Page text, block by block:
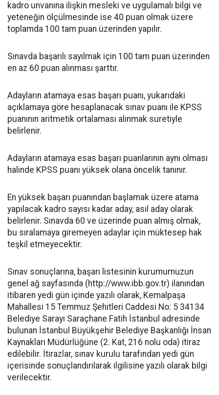
kadro unvanına ilişkin mesleki ve uygulamalı bilgi ve
yeteneğin ölçülmesinde ise 40 puan olmak üzere
toplamda 100 tam puan üzerinden yapılır.
Sınavda başarılı sayılmak için 100 tam puan üzerinden
en az 60 puan alınması şarttır.
Adayların atamaya esas başarı puanı, yukarıdaki
açıklamaya göre hesaplanacak sınav puanı ile KPSS
puanının aritmetik ortalaması alınmak suretiyle
belirlenir.
Adayların atamaya esas başarı puanlarının aynı olması
halinde KPSS puanı yüksek olana öncelik tanınır.
En yüksek başarı puanından başlamak üzere atama
yapılacak kadro sayısı kadar aday, asıl aday olarak
belirlenir. Sınavda 60 ve üzerinde puan almış olmak,
bu sıralamaya giremeyen adaylar için müktesep hak
teşkil etmeyecektir.
Sınav sonuçlarına, başarı listesinin kurumumuzun
genel ağ sayfasında (http://www.ibb.gov.tr) ilanından
itibaren yedi gün içinde yazılı olarak, Kemalpaşa
Mahallesi 15 Temmuz Şehitleri Caddesi No: 5 34134
Belediye Sarayı Saraçhane Fatih İstanbul adresinde
bulunan İstanbul Büyükşehir Belediye Başkanlığı İnsan
Kaynakları Müdürlüğüne (2. Kat, 216 nolu oda) itiraz
edilebilir. İtirazlar, sınav kurulu tarafından yedi gün
içerisinde sonuçlandırılarak ilgilisine yazılı olarak bilgi
verilecektir.